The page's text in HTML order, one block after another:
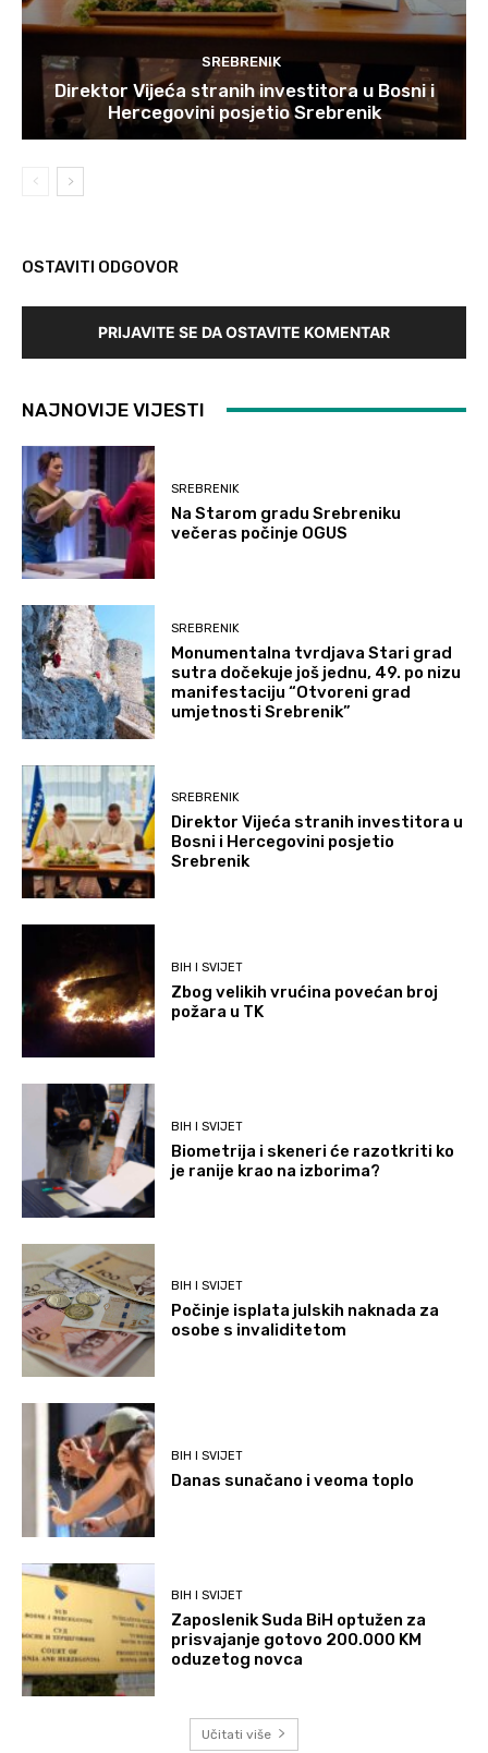
SREBRENIK
Direktor Vijeća stranih investitora u Bosni i
Hercegovini posjetio Srebrenik
OSTAVITI ODGOVOR
PRIJAVITE SE DA OSTAVITE KOMENTAR
NAJNOVIJE VIJESTI
SREBRENIK
Na Starom gradu Srebreniku
večeras počinje OGUS
SREBRENIK
Monumentalna tvrdjava Stari grad
sutra dočekuje još jednu, 49. po nizu
manifestaciju “Otvoreni grad
umjetnosti Srebrenik”
SREBRENIK
Direktor Vijeća stranih investitora u
Bosni i Hercegovini posjetio
Srebrenik
BIH I SVIJET
Zbog velikih vrućina povećan broj
požara u TK
BIH I SVIJET
Biometrija i skeneri će razotkriti ko
je ranije krao na izborima?
BIH I SVIJET
Počinje isplata julskih naknada za
osobe s invaliditetom
BIH I SVIJET
Danas sunačano i veoma toplo
BIH I SVIJET
Zaposlenik Suda BiH optužen za
prisvajanje gotovo 200.000 KM
oduzetog novca
Učitati više